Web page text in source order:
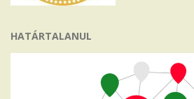
HATÁRTALANUL